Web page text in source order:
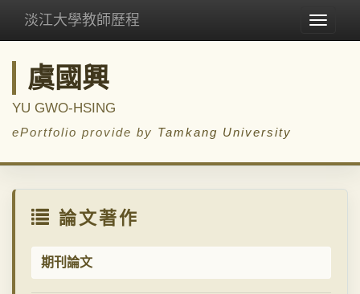
Toggle
淡江大學教師歷程
虞國興
YU GWO-HSING
ePortfolio provide by Tamkang University
論文著作
期刊論文